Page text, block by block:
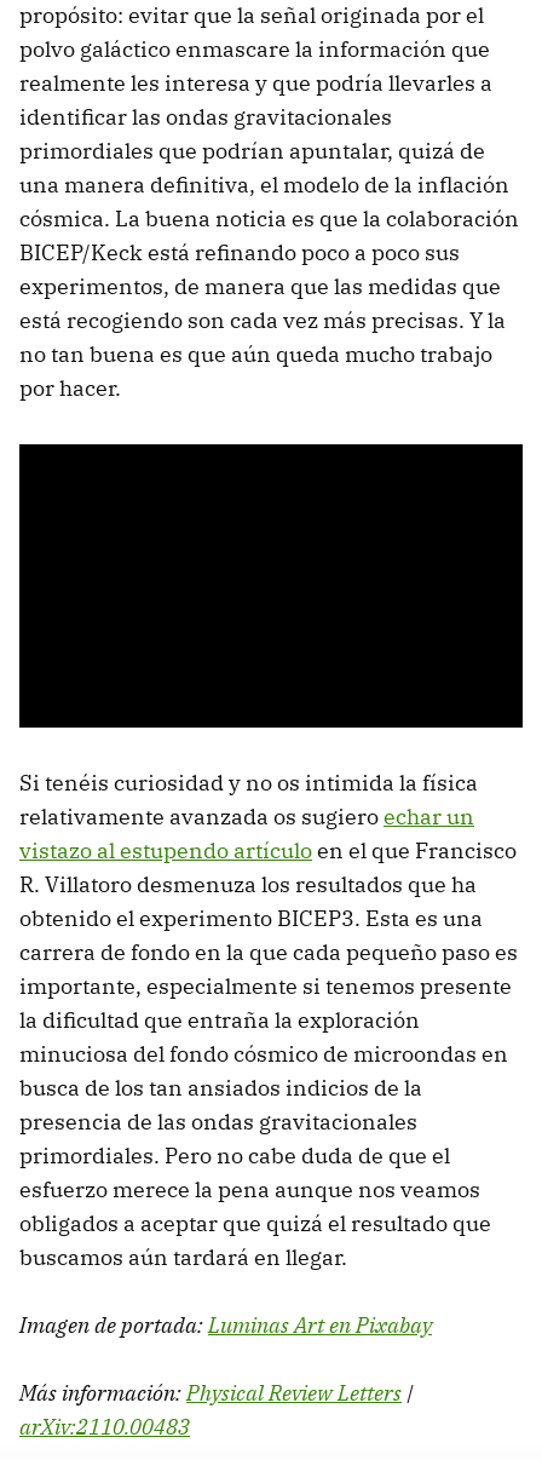
propósito: evitar que la señal originada por el
polvo galáctico enmascare la información que
realmente les interesa y que podría llevarles a
identificar las ondas gravitacionales
primordiales que podrían apuntalar, quizá de
una manera definitiva, el modelo de la inflación
cósmica. La buena noticia es que la colaboración
BICEP/Keck está refinando poco a poco sus
experimentos, de manera que las medidas que
está recogiendo son cada vez más precisas. Y la
no tan buena es que aún queda mucho trabajo
por hacer.
Si tenéis curiosidad y no os intimida la física
relativamente avanzada os sugieroechar un
vistazo al estupendo artículoen el que Francisco
R. Villatoro desmenuza los resultados que ha
obtenido el experimento BICEP3. Esta es una
carrera de fondo en la que cada pequeño paso es
importante, especialmente si tenemos presente
la dificultad que entraña la exploración
minuciosa del fondo cósmico de microondas en
busca de los tan ansiados indicios de la
presencia de las ondas gravitacionales
primordiales. Pero no cabe duda de que el
esfuerzo merece la pena aunque nos veamos
obligados a aceptar que quizá el resultado que
buscamos aún tardará en llegar.
Imagen de portada:Luminas Art en Pixabay
Más información:Physical Review Letters |
arXiv:2110.00483